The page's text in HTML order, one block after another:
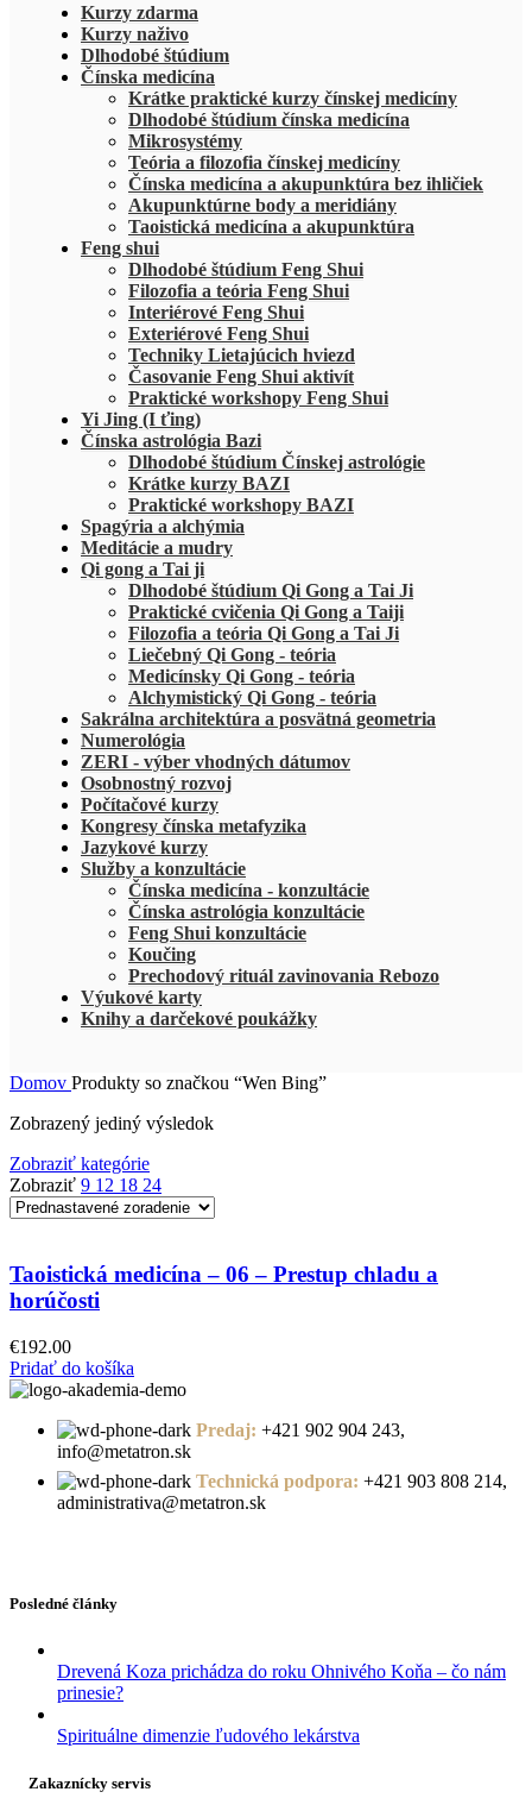
Kurzy zdarma
Kurzy naživo
Dlhodobé štúdium
Čínska medicína
Krátke praktické kurzy čínskej medicíny
Dlhodobé štúdium čínska medicína
Mikrosystémy
Teória a filozofia čínskej medicíny
Čínska medicína a akupunktúra bez ihličiek
Akupunktúrne body a meridiány
Taoistická medicína a akupunktúra
Feng shui
Dlhodobé štúdium Feng Shui
Filozofia a teória Feng Shui
Interiérové Feng Shui
Exteriérové Feng Shui
Techniky Lietajúcich hviezd
Časovanie Feng Shui aktivít
Praktické workshopy Feng Shui
Yi Jing (I ťing)
Čínska astrológia Bazi
Dlhodobé štúdium Čínskej astrológie
Krátke kurzy BAZI
Praktické workshopy BAZI
Spagýria a alchýmia
Meditácie a mudry
Qi gong a Tai ji
Dlhodobé štúdium Qi Gong a Tai Ji
Praktické cvičenia Qi Gong a Taiji
Filozofia a teória Qi Gong a Tai Ji
Liečebný Qi Gong - teória
Medicínsky Qi Gong - teória
Alchymistický Qi Gong - teória
Sakrálna architektúra a posvätná geometria
Numerológia
ZERI - výber vhodných dátumov
Osobnostný rozvoj
Počítačové kurzy
Kongresy čínska metafyzika
Jazykové kurzy
Služby a konzultácie
Čínska medicína - konzultácie
Čínska astrológia konzultácie
Feng Shui konzultácie
Koučing
Prechodový rituál zavinovania Rebozo
Výukové karty
Knihy a darčekové poukážky
Domov Produkty so značkou “Wen Bing”
Zobrazený jediný výsledok
Zobraziť kategórie
Zobraziť 9 12 18 24
Taoistická medicína – 06 – Prestup chladu a
horúčosti
€192.00
Pridať do košíka
Predaj: +421 902 904 243,
info@metatron.sk
Technická podpora: +421 903 808 214,
administrativa@metatron.sk
Posledné články
Drevená Koza prichádza do roku Ohnivého Koňa – čo nám
prinesie?
Spirituálne dimenzie ľudového lekárstva
Zakaznícky servis